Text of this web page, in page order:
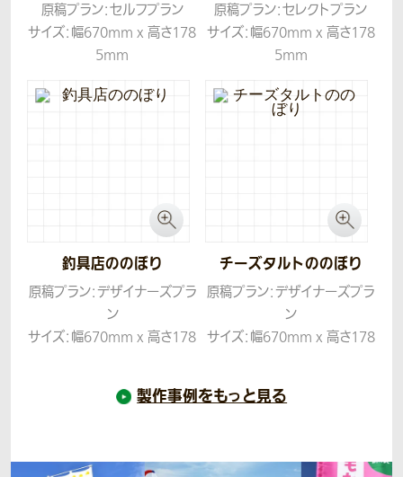
原稿プラン：セルフプラン
サイズ：幅670mm x 高さ178
5mm
生地：テトロンポンジ
原稿プラン：セレクトプラン
サイズ：幅670mm x 高さ178
5mm
生地：テトロンポンジ
釣具店ののぼり
原稿プラン：デザイナーズプラ
ン
サイズ：幅670mm x 高さ178
チーズタルトののぼり
原稿プラン：デザイナーズプラ
ン
サイズ：幅670mm x 高さ178
製作事例をもっと見る